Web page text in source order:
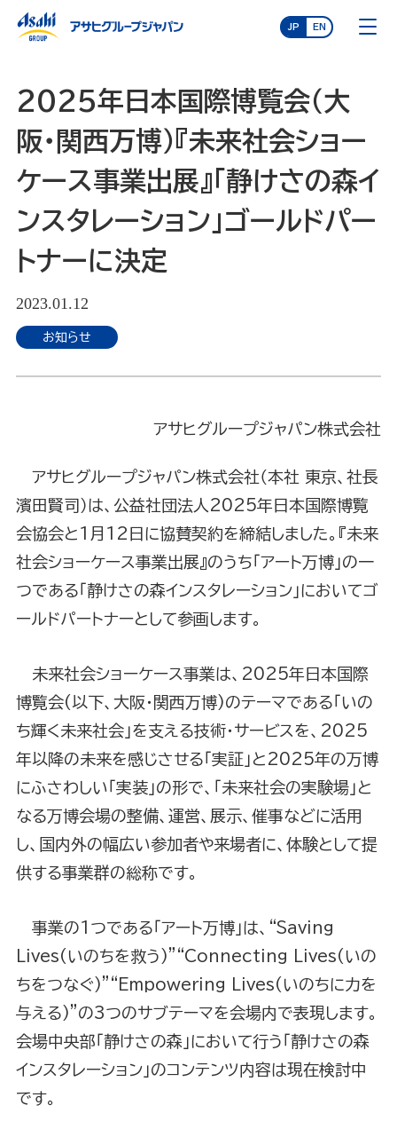
JP EN
2025年日本国際博覧会（大
阪・関西万博）『未来社会ショー
ケース事業出展』「静けさの森イ
ンスタレーション」ゴールドパー
トナーに決定
2023.01.12
お知らせ
アサヒグループジャパン株式会社
アサヒグループジャパン株式会社（本社 東京、社長
濱田賢司）は、公益社団法人2025年日本国際博覧
会協会と1月12日に協賛契約を締結しました。『未来
社会ショーケース事業出展』のうち「アート万博」の一
つである「静けさの森インスタレーション」においてゴ
ールドパートナーとして参画します。
未来社会ショーケース事業は、2025年日本国際
博覧会(以下、大阪・関西万博)のテーマである「いの
ち輝く未来社会」を支える技術・サービスを、2025
年以降の未来を感じさせる「実証」と2025年の万博
にふさわしい「実装」の形で、「未来社会の実験場」と
なる万博会場の整備、運営、展示、催事などに活用
し、国内外の幅広い参加者や来場者に、体験として提
供する事業群の総称です。
事業の1つである｢アート万博｣は、“Saving
Lives(いのちを救う)”“Connecting Lives(いの
ちをつなぐ)”“Empowering Lives(いのちに力を
与える)”の3つのサブテーマを会場内で表現します。
会場中央部「静けさの森」において行う「静けさの森
インスタレーション」のコンテンツ内容は現在検討中
です。